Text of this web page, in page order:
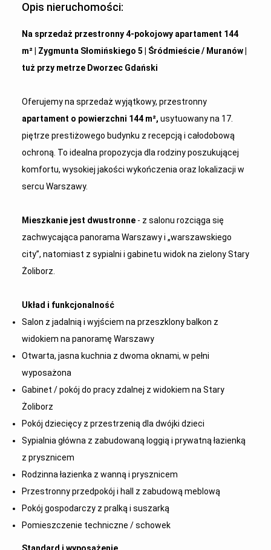
Opis nieruchomości:
Na sprzedaż przestronny 4-pokojowy apartament 144
m² | Zygmunta Słomińskiego 5 | Śródmieście / Muranów |
tuż przy metrze Dworzec Gdański
Oferujemy na sprzedaż wyjątkowy, przestronny
apartament o powierzchni 144 m², usytuowany na 17.
piętrze prestiżowego budynku z recepcją i całodobową
ochroną. To idealna propozycja dla rodziny poszukującej
komfortu, wysokiej jakości wykończenia oraz lokalizacji w
sercu Warszawy.
Mieszkanie jest dwustronne- z salonu rozciąga się
zachwycająca panorama Warszawy i „warszawskiego
city”, natomiast z sypialni i gabinetu widok na zielony Stary
Żoliborz.
Układ i funkcjonalność
Salon z jadalnią i wyjściem na przeszklony balkon z
widokiem na panoramę Warszawy
Otwarta, jasna kuchnia z dwoma oknami, w pełni
wyposażona
Gabinet / pokój do pracy zdalnej z widokiem na Stary
Żoliborz
Pokój dziecięcy z przestrzenią dla dwójki dzieci
Sypialnia główna z zabudowaną loggią i prywatną łazienką
z prysznicem
Rodzinna łazienka z wanną i prysznicem
Przestronny przedpokój i hall z zabudową meblową
Pokój gospodarczy z pralką i suszarką
Pomieszczenie techniczne / schowek